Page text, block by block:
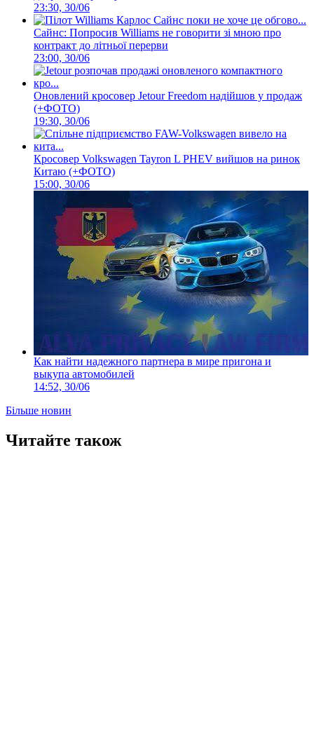
23:30, 30/06
Сайнс: Попросив Williams не говорити зі мною про
контракт до літньої перерви
23:00, 30/06
Оновлений кросовер Jetour Freedom надійшов у продаж
(+ФОТО)
19:30, 30/06
Кросовер Volkswagen Tayron L PHEV вийшов на ринок
Китаю (+ФОТО)
15:00, 30/06
Как найти надежного партнера в мире пригона и
выкупа автомобилей
14:52, 30/06
Більше новин
Читайте також